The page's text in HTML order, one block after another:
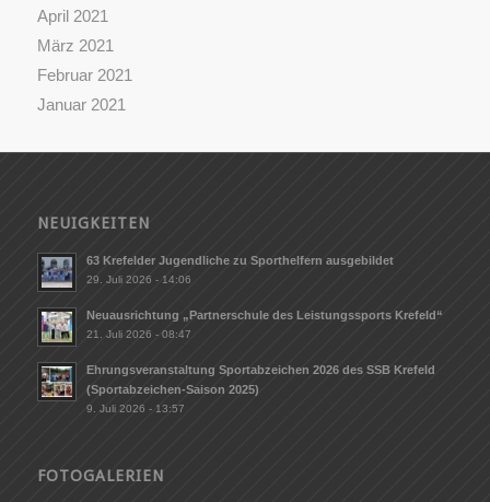
April 2021
März 2021
Februar 2021
Januar 2021
NEUIGKEITEN
63 Krefelder Jugendliche zu Sporthelfern ausgebildet
29. Juli 2026 - 14:06
Neuausrichtung „Partnerschule des Leistungssports Krefeld“
21. Juli 2026 - 08:47
Ehrungsveranstaltung Sportabzeichen 2026 des SSB Krefeld
(Sportabzeichen-Saison 2025)
9. Juli 2026 - 13:57
FOTOGALERIEN